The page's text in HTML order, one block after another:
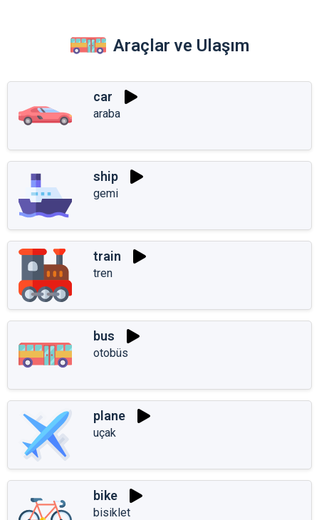
Araçlar ve Ulaşım
car
araba
ship
gemi
train
tren
bus
otobüs
plane
uçak
bike
bisiklet